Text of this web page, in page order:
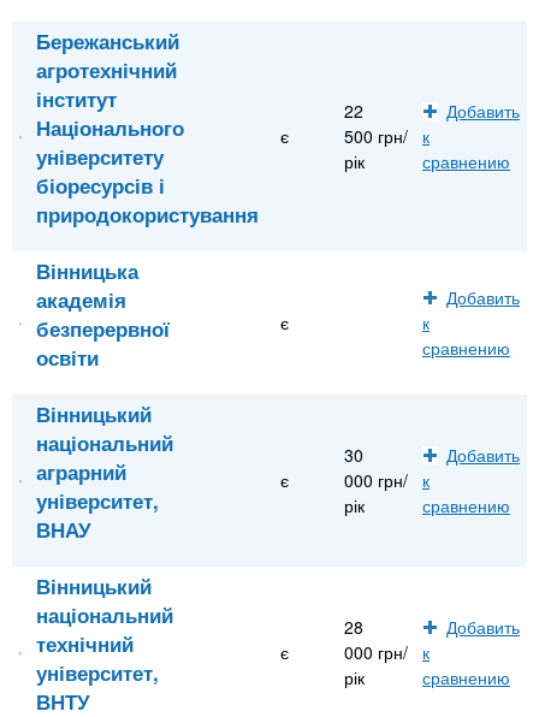
Бережанський
агротехнічний
інститут
Національного
університету
біоресурсів і
природокористування
є
22
500 грн/
рік
Добавить
к
сравнению
Вінницька
академія
безперервної
освіти
є
Добавить
к
сравнению
Вінницький
національний
аграрний
університет,
ВНАУ
є
30
000 грн/
рік
Добавить
к
сравнению
Вінницький
національний
технічний
університет,
ВНТУ
є
28
000 грн/
рік
Добавить
к
сравнению